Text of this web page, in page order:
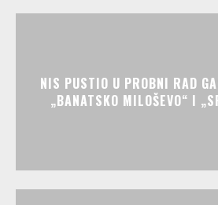
NIS PUSTIO U PROBNI RAD
„BANATSKO MILOŠEVO“ I